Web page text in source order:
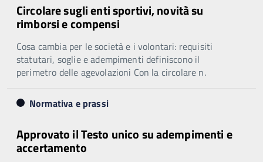
Circolare sugli enti sportivi, novità su
rimborsi e compensi
Cosa cambia per le società e i volontari: requisiti
statutari, soglie e adempimenti definiscono il
perimetro delle agevolazioni Con la circolare n.
Normativa e prassi
Approvato il Testo unico su adempimenti e
accertamento